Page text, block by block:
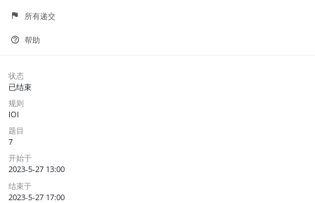
所有递交
帮助
状态
已结束
规则
IOI
题目
7
开始于
2023-5-27 13:00
结束于
2023-5-27 17:00